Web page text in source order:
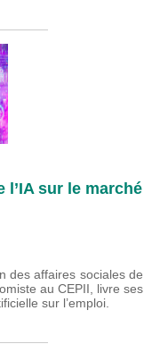
sur le marché
des affaires sociales de
au CEPII, livre ses
sur l’emploi.